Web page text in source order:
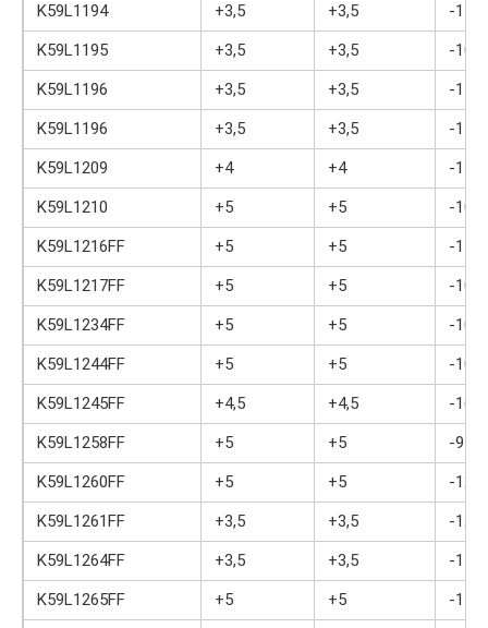
K59L1194
+3,5 +3,5
-11
K59L1195
+3,5 +3,5
-10
K59L1196
+3,5 +3,5
-11
K59L1196
+3,5 +3,5
-11
K59L1209
+4 +4
-13
K59L1210
+5 +5
-10
K59L1216FF
+5 +5
-11
K59L1217FF
+5 +5
-10
K59L1234FF
+5 +5
-10
K59L1244FF
+5 +5
-10
K59L1245FF
+4,5 +4,5
-16
K59L1258FF
+5 +5
-9
K59L1260FF
+5 +5
-12
K59L1261FF
+3,5 +3,5
-12
K59L1264FF
+3,5 +3,5
-14
K59L1265FF
+5 +5
-15,5